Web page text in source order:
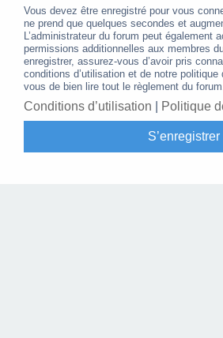
Vous devez être enregistré pour vous
ne prend que quelques secondes et
L’administrateur du forum peut également
permissions additionnelles aux membres
enregistrer, assurez-vous d’avoir pris
conditions d’utilisation et de notre
vous de bien lire tout le règlement du
Conditions d’utilisation Politique
S’enregistrer